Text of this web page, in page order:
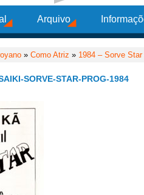
Arquivo
» Como Atriz » 1984 – Sorve
SORVE-STAR-PROG-1984